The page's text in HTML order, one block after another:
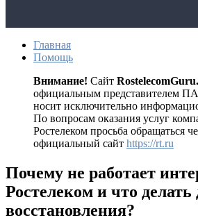
Главная
Помощь
Внимание! Сайт
официальным представителем
носит исключительно
По вопросам оказания услуг
Ростелеком просьба обращаться
официальный сайт https://rt.ru
Почему не работает
Ростелеком и что делать
восстановления?